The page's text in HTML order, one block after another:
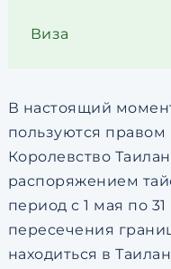
Виза
В настоящий
пользуются правом
Королевство
распоряжением
период с 1 мая по
пересечения
находиться в